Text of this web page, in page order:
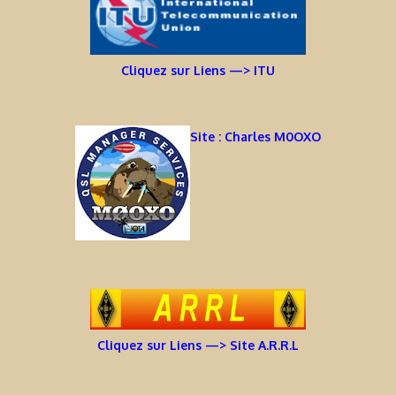
Cliquez sur Liens —> ITU
Site : Charles M0OXO
Cliquez sur Liens —> Site A.R.R.L